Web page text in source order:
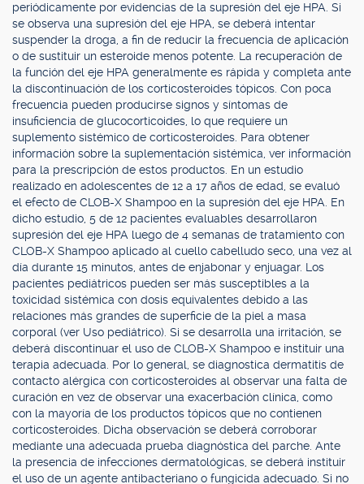
periódicamente por evidencias de la supresión del eje HPA. Si
se observa una supresión del eje HPA, se deberá intentar
suspender la droga, a fin de reducir la frecuencia de aplicación
o de sustituir un esteroide menos potente. La recuperación de
la función del eje HPA generalmente es rápida y completa ante
la discontinuación de los corticosteroides tópicos. Con poca
frecuencia pueden producirse signos y síntomas de
insuficiencia de glucocorticoides, lo que requiere un
suplemento sistémico de corticosteroides. Para obtener
información sobre la suplementación sistémica, ver información
para la prescripción de estos productos. En un estudio
realizado en adolescentes de 12 a 17 años de edad, se evaluó
el efecto de CLOB-X Shampoo en la supresión del eje HPA. En
dicho estudio, 5 de 12 pacientes evaluables desarrollaron
supresión del eje HPA luego de 4 semanas de tratamiento con
CLOB-X Shampoo aplicado al cuello cabelludo seco, una vez al
día durante 15 minutos, antes de enjabonar y enjuagar. Los
pacientes pediátricos pueden ser más susceptibles a la
toxicidad sistémica con dosis equivalentes debido a las
relaciones más grandes de superficie de la piel a masa
corporal (ver Uso pediátrico). Si se desarrolla una irritación, se
deberá discontinuar el uso de CLOB-X Shampoo e instituir una
terapia adecuada. Por lo general, se diagnostica dermatitis de
contacto alérgica con corticosteroides al observar una falta de
curación en vez de observar una exacerbación clínica, como
con la mayoría de los productos tópicos que no contienen
corticosteroides. Dicha observación se deberá corroborar
mediante una adecuada prueba diagnóstica del parche. Ante
la presencia de infecciones dermatológicas, se deberá instituir
el uso de un agente antibacteriano o fungicida adecuado. Si no